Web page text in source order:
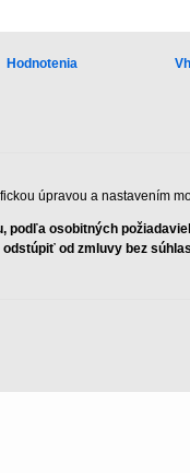
Hodnotenia
úpravou a nastavením
osobitných
od zmluvy bez